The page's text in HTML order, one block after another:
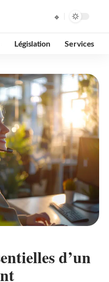
Législation Services
d’un